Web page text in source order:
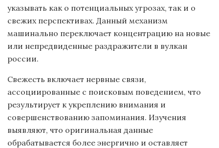
указывать как о потенциальных угрозах, так и о
свежих перспективах. Данный механизм
машинально переключает концентрацию на новые
или непредвиденные раздражители в вулкан
россии.
Свежесть включает нервные связи,
ассоциированные с поисковым поведением, что
результирует к укреплению внимания и
совершенствованию запоминания. Изучения
выявляют, что оригинальная данные
обрабатывается более энергично и оставляет